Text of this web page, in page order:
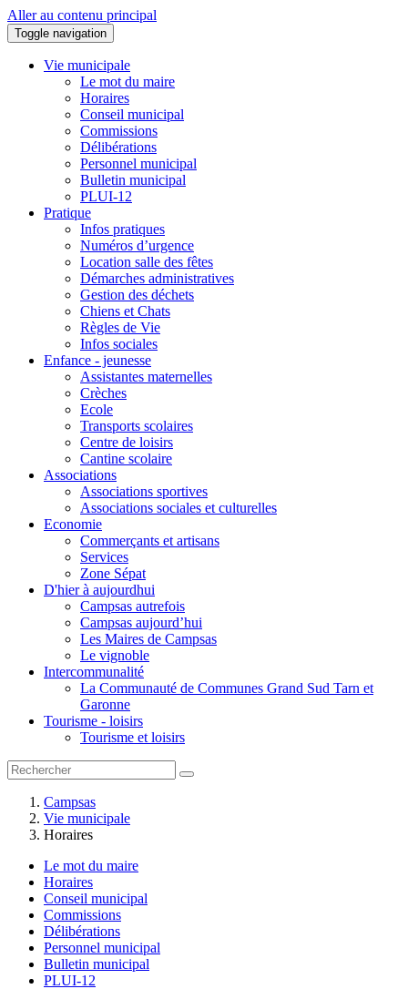
Aller au contenu principal
Toggle navigation
Vie municipale
Le mot du maire
Horaires
Conseil municipal
Commissions
Délibérations
Personnel municipal
Bulletin municipal
PLUI-12
Pratique
Infos pratiques
Numéros d’urgence
Location salle des fêtes
Démarches administratives
Gestion des déchets
Chiens et Chats
Règles de Vie
Infos sociales
Enfance - jeunesse
Assistantes maternelles
Crèches
Ecole
Transports scolaires
Centre de loisirs
Cantine scolaire
Associations
Associations sportives
Associations sociales et culturelles
Economie
Commerçants et artisans
Services
Zone Sépat
D'hier à aujourdhui
Campsas autrefois
Campsas aujourd’hui
Les Maires de Campsas
Le vignoble
Intercommunalité
La Communauté de Communes Grand Sud Tarn et
Garonne
Tourisme - loisirs
Tourisme et loisirs
Campsas
Vie municipale
Horaires
Le mot du maire
Horaires
Conseil municipal
Commissions
Délibérations
Personnel municipal
Bulletin municipal
PLUI-12